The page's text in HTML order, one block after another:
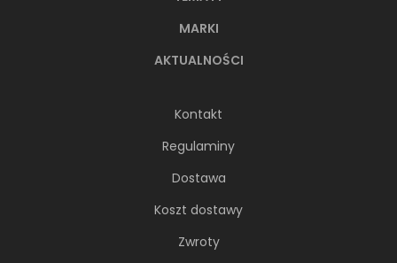
MARKI
AKTUALNOŚCI
Kontakt
Regulaminy
Dostawa
Koszt dostawy
Zwroty